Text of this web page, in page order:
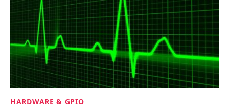
HARDWARE & GPIO